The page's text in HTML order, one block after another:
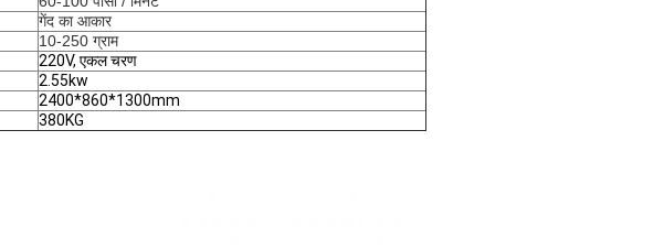
गेंद का आकार
10-250 ग्राम
220V, एकल चरण
2.55kw
2400*860*1300mm
380KG